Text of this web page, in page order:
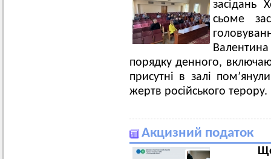
засідань
сьоме
порядку денного,
присутні в залі пом’
жертв російського терору.
Акцизний податок